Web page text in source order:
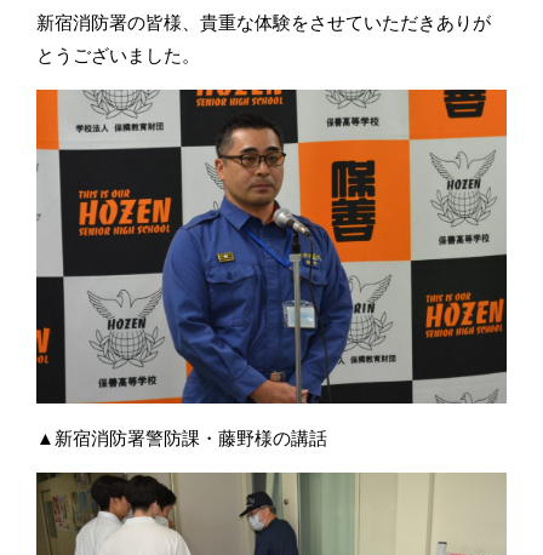
新宿消防署の皆様、貴重な体験をさせていただきありが
とうございました。
▲新宿消防署警防課・藤野様の講話